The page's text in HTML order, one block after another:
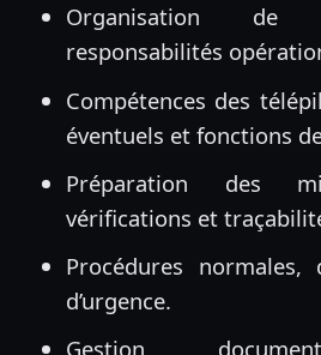
Organisation de
responsabilités
Compétences des
éventuels et fonctions
Préparation des
vérifications et
Procédures
d’urgence.
Gestion